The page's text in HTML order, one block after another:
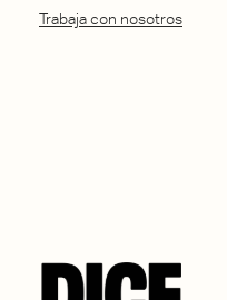
Trabaja con nosotros